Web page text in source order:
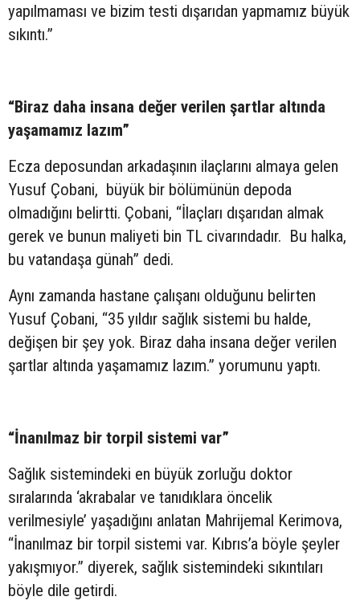
yapılmaması ve bizim testi dışarıdan yapmamız büyük
sıkıntı.”
“Biraz daha insana değer verilen şartlar altında
yaşamamız lazım”
Ecza deposundan arkadaşının ilaçlarını almaya gelen
Yusuf Çobani, büyük bir bölümünün depoda
olmadığını belirtti. Çobani, “İlaçları dışarıdan almak
gerek ve bunun maliyeti bin TL civarındadır. Bu halka,
bu vatandaşa günah” dedi.
Aynı zamanda hastane çalışanı olduğunu belirten
Yusuf Çobani, “35 yıldır sağlık sistemi bu halde,
değişen bir şey yok. Biraz daha insana değer verilen
şartlar altında yaşamamız lazım.” yorumunu yaptı.
“İnanılmaz bir torpil sistemi var”
Sağlık sistemindeki en büyük zorluğu doktor
sıralarında ‘akrabalar ve tanıdıklara öncelik
verilmesiyle’ yaşadığını anlatan Mahrijemal Kerimova,
“İnanılmaz bir torpil sistemi var. Kıbrıs’a böyle şeyler
yakışmıyor.” diyerek, sağlık sistemindeki sıkıntıları
böyle dile getirdi.